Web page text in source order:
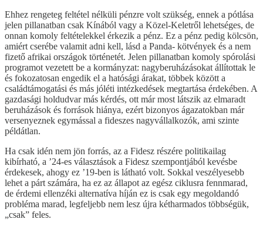
Ehhez rengeteg feltétel nélküli pénzre volt szükség, ennek a pótlása
jelen pillanatban csak Kínából vagy a Közel-Keletről lehetséges, de
onnan komoly feltételekkel érkezik a pénz. Ez a pénz pedig kölcsön,
amiért cserébe valamit adni kell, lásd a Panda- kötvények és a nem
fizető afrikai országok történetét. Jelen pillanatban komoly spórolási
programot vezetett be a kormányzat: nagyberuházásokat állítottak le
és fokozatosan engedik el a hatósági árakat, többek között a
családtámogatási és más jóléti intézkedések megtartása érdekében. A
gazdasági holdudvar más kérdés, ott már most látszik az elmaradt
beruházások és források hiánya, ezért bizonyos ágazatokban már
versenyeznek egymással a fideszes nagyvállalkozók, ami szinte
példátlan.
Ha csak idén nem jön forrás, az a Fidesz részére politikailag
kibírható, a ’24-es választások a Fidesz szempontjából kevésbe
érdekesek, ahogy ez ’19-ben is látható volt. Sokkal veszélyesebb
lehet a párt számára, ha ez az állapot az egész ciklusra fennmarad,
de érdemi ellenzéki alternatíva híján ez is csak egy megoldandó
probléma marad, legfeljebb nem lesz újra kétharmados többségük,
„csak” feles.